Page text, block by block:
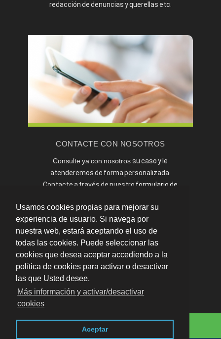
Usamos cookies propias para mejorar su
experiencia de usuario. Si navega por
nuestra web, estará aceptando el uso de
todas las cookies. Puede seleccionar las
cookies que desea aceptar accediendo a la
política de cookies para activar o desactivar
las que Usted desee.
Más información y activar/desactivar
cookies
Aceptar
redacción de denuncias y querellas etc.
CONTACTE CON NOSOTROS
Consulte ya con nosotrossu caso y le
atenderemos de forma personalizada.
Contacte a través de nuestro formulario de
600 560 680
Consulta Online
legal · LSSI · Política de cookies · Política de
privacidad